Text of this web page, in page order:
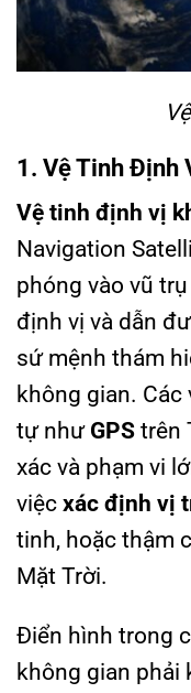
1. Vệ Tinh Định
Vệ tinh định vị
Navigation
phóng vào vũ
định vị và dẫn
sứ mệnh thám
không gian.
tự như GPS trên
xác và phạm vi
việc xác định vị
tinh, hoặc thậm
Mặt Trời.
Điển hình trong
không gian phải